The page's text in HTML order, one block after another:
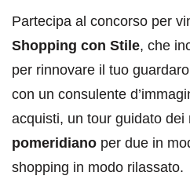
Partecipa al concorso per
Shopping con Stile, che
per rinnovare il tuo
con un consulente
acquisti, un tour guidato
pomeridiano per due in
shopping in modo rilassato.